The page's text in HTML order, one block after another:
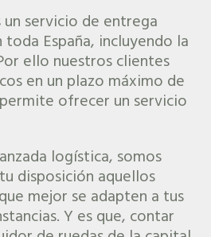
servicio de entrega
España, incluyendo la
ello nuestros clientes
en un plazo máximo de
ofrecer un servicio
logística, somos
disposición aquellos
mejor se adapten a tus
Y es que, contar